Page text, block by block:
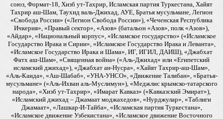
союз, Формат-18, Хизб ут-Тахрир, Исламская партия Туркестана, Хайят
Тахрир аш-Шам, Таухид валь-Джихад, АУЕ, Братья мусульмане, Легион
«Свобода России» («Легион Свобода России»), «Чеченская Республика
Ичкерия», «Правый сектор», «Азов» (батальон «Азов», полк «Азов»),
«Айдар», «Национальный корпус», «Исламское государство» («Исламское
Государство Ирака и Сирии», «Исламское Государство Ирака и Леванта»,
«Исламское Государство Ирака и Шама», ИГ, ИГИЛ, ДАИШ), «Джабхат
Фатх аш-Шам», «Священная война» («Аль-Джихад» или «Египетский
исламский джихад»), «Джабхат ан-Нусра», «Хайят Тахрир-аш-Шам»,
«Аль-Каида», «Аш-Шабаб», «УНА-УНСО», «Движение Талибан», «Братья-
мусульмане» («Аль-Ихван аль-Муслимун»), «Меджлис крымско-татарского
народа», «Хизб ут-Тахрир», «Имарат Кавказ» («Кавказский Эмират»),
«Исламский джихад – Джамаат моджахедов», «Нурджулар», «Таблиги
Джамаат», «Лашкар-И-Тайба», «Исламская партия Туркестана»,
«Исламское движение Узбекистана», «Исламское движение Восточного